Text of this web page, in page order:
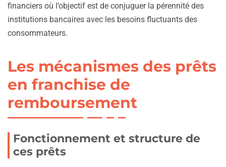
financiers où l’objectif est de conjuguer la pérennité des
institutions bancaires avec les besoins fluctuants des
consommateurs.
Les mécanismes des prêts
en franchise de
remboursement
Fonctionnement et structure de
ces prêts